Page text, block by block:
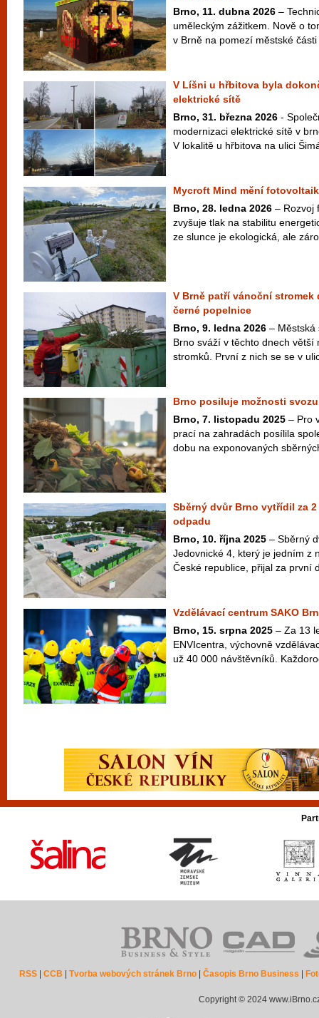
Brno, 11. dubna 2026 –
uměleckým zážitkem. Nově o
v Brně na pomezí městské
V Líšni u hřbitova byla
elektrické sítě
Brno, 31. března 2026 -
modernizaci elektrické sítě v
V lokalitě u hřbitova na ulici
Mycroft Mind mění
Brno, 28. ledna 2026 – Rozvoj
zvyšuje tlak na stabilitu
ze slunce je ekologická, ale
V Brně patří vánoční
černé popelnice
Brno, 9. ledna 2026 – Městská
Brno sváží v těchto dnech větší
stromků. První z nich se se v
Brno posiluje možnosti
Brno, 7. listopadu 2025 – Pro
prací na zahradách posílila
dobu na exponovaných
Sběrný dvůr Brno vytřídil za
odpadu
Brno, 10. října 2025 – Sběrný
Jedovnické 4, který je jedním z
České republice, přijal za první
Vzdělávací centrum SAKO
Brno, 15. srpna 2025 – Za 13
ENVIcentra, výchovně
už 40 000 návštěvníků.
RSS |CCB |Tvorba webových stránek Brno |Časopis Brno Business
Copyright © 2024